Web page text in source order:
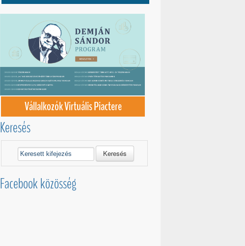
Vállalkozók Virtuális Piactere
Keresés
Keresés
Facebook közösség